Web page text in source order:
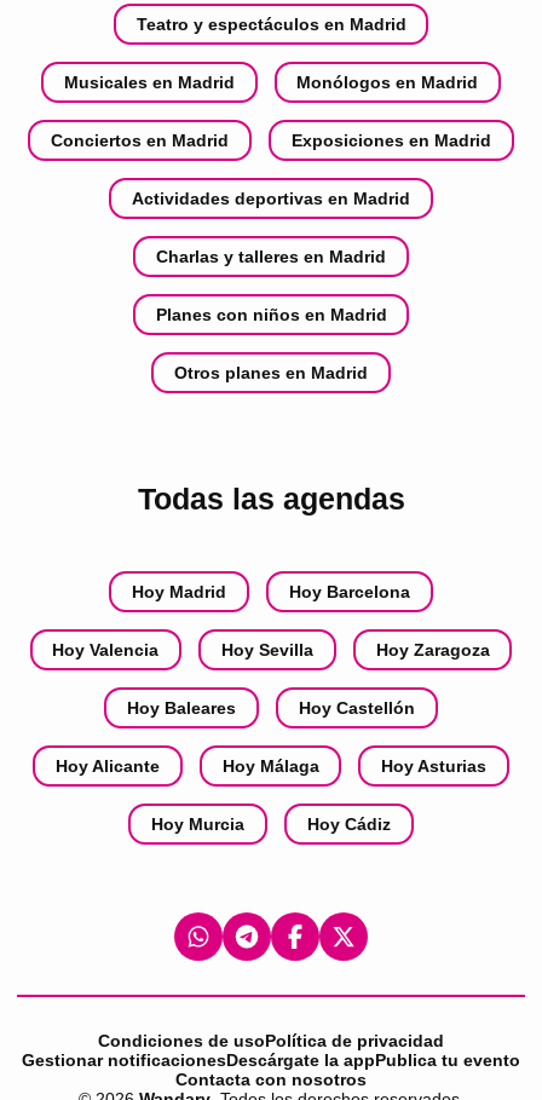
Teatro y espectáculos en Madrid
Musicales en Madrid Monólogos en Madrid
Conciertos en Madrid Exposiciones en Madrid
Actividades deportivas en Madrid
Charlas y talleres en Madrid
Planes con niños en Madrid
Otros planes en Madrid
Todas las agendas
Hoy Madrid Hoy Barcelona
Hoy Valencia Hoy Sevilla Hoy Zaragoza
Hoy Baleares Hoy Castellón
Hoy Alicante Hoy Málaga Hoy Asturias
Hoy Murcia Hoy Cádiz
Condiciones de usoPolítica de privacidad
Gestionar notificacionesDescárgate la appPublica tu evento
Contacta con nosotros